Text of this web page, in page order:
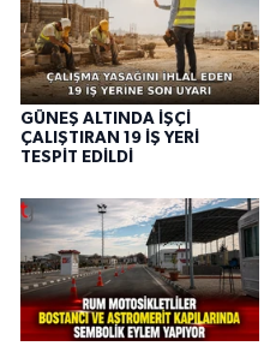
GÜNEŞ ALTINDA İŞÇİ
ÇALIŞTIRAN 19 İŞ YERİ
TESPİT EDİLDİ